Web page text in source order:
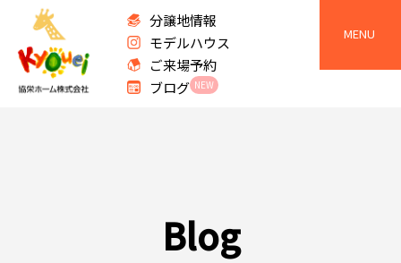
分譲地情報
モデルハウス
ご来場予約
ブログ NEW
MENU
Blog